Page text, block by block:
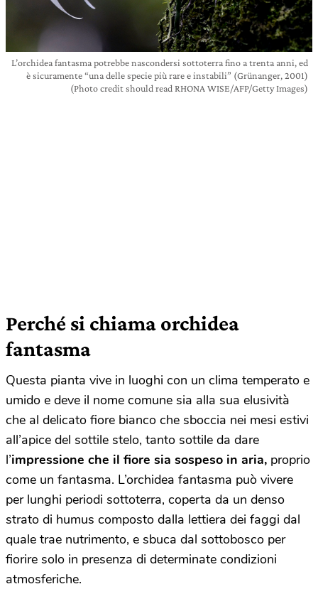
L’orchidea fantasma potrebbe nascondersi sottoterra fino a trenta anni, ed
è sicuramente “una delle specie più rare e instabili” (Grünanger, 2001)
(Photo credit should read RHONA WISE/AFP/Getty Images)
Perché si chiama orchidea
fantasma
Questa pianta vive in luoghi con un clima temperato e
umido e deve il nome comune sia alla sua elusività
che al delicato fiore bianco che sboccia nei mesi estivi
all’apice del sottile stelo, tanto sottile da dare
l’impressione che il fiore sia sospeso in aria, proprio
come un fantasma. L’orchidea fantasma può vivere
per lunghi periodi sottoterra, coperta da un denso
strato di humus composto dalla lettiera dei faggi dal
quale trae nutrimento, e sbuca dal sottobosco per
fiorire solo in presenza di determinate condizioni
atmosferiche.